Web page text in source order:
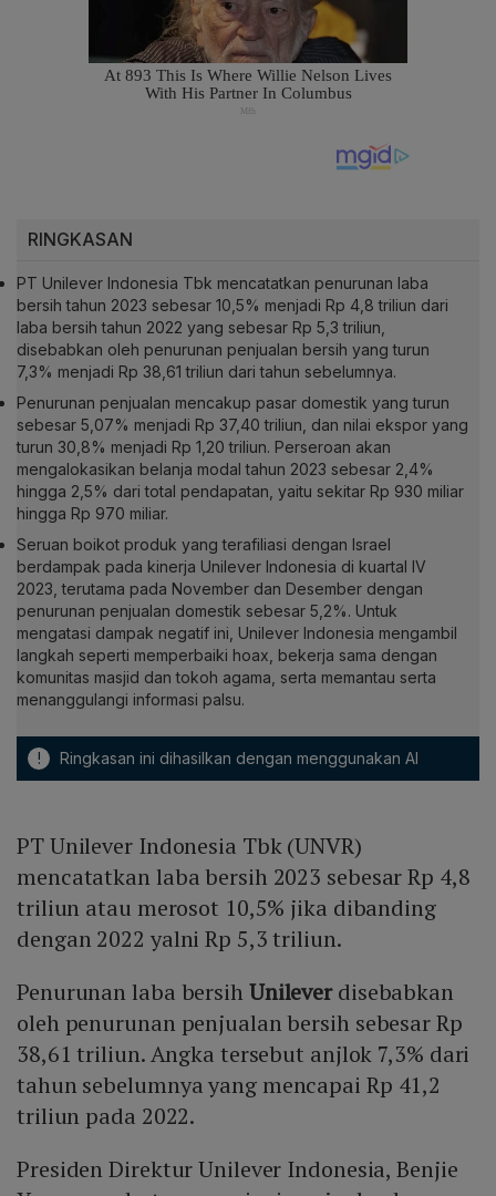
RINGKASAN
PT Unilever Indonesia Tbk mencatatkan penurunan laba
bersih tahun 2023 sebesar 10,5% menjadi Rp 4,8 triliun dari
laba bersih tahun 2022 yang sebesar Rp 5,3 triliun,
disebabkan oleh penurunan penjualan bersih yang turun
7,3% menjadi Rp 38,61 triliun dari tahun sebelumnya.
Penurunan penjualan mencakup pasar domestik yang turun
sebesar 5,07% menjadi Rp 37,40 triliun, dan nilai ekspor yang
turun 30,8% menjadi Rp 1,20 triliun. Perseroan akan
mengalokasikan belanja modal tahun 2023 sebesar 2,4%
hingga 2,5% dari total pendapatan, yaitu sekitar Rp 930 miliar
hingga Rp 970 miliar.
Seruan boikot produk yang terafiliasi dengan Israel
berdampak pada kinerja Unilever Indonesia di kuartal IV
2023, terutama pada November dan Desember dengan
penurunan penjualan domestik sebesar 5,2%. Untuk
mengatasi dampak negatif ini, Unilever Indonesia mengambil
langkah seperti memperbaiki hoax, bekerja sama dengan
komunitas masjid dan tokoh agama, serta memantau serta
menanggulangi informasi palsu.
! Ringkasan ini dihasilkan dengan menggunakan AI
PT Unilever Indonesia Tbk (UNVR)
mencatatkan laba bersih 2023 sebesar Rp 4,8
triliun atau merosot 10,5% jika dibanding
dengan 2022 yalni Rp 5,3 triliun.
Penurunan laba bersih Unileverdisebabkan
oleh penurunan penjualan bersih sebesar Rp
38,61 triliun. Angka tersebut anjlok 7,3% dari
tahun sebelumnya yang mencapai Rp 41,2
triliun pada 2022.
Presiden Direktur Unilever Indonesia, Benjie